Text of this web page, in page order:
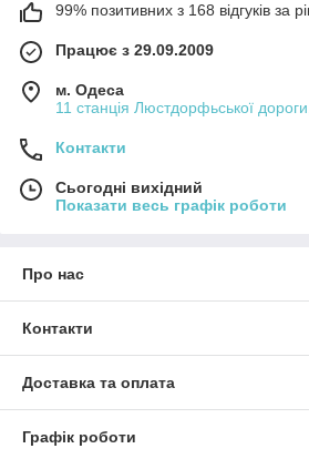
99% позитивних з 168 відгуків за
Працює з 29.09.2009
м. Одеса
11 станція Люстдорфьської
Контакти
Сьогодні вихідний
Показати весь графік роботи
Про нас
Контакти
Доставка та оплата
Графік роботи